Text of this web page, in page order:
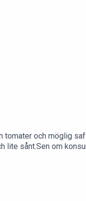
tomater och möglig
sånt.Sen om